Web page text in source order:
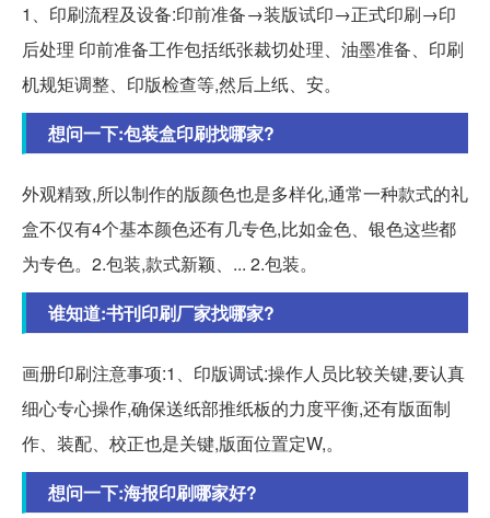
1、印刷流程及设备:印前准备→装版试印→正式印刷→印
后处理 印前准备工作包括纸张裁切处理、油墨准备、印刷
机规矩调整、印版检查等,然后上纸、安。
想问一下:包装盒印刷找哪家?
外观精致,所以制作的版颜色也是多样化,通常一种款式的礼
盒不仅有4个基本颜色还有几专色,比如金色、银色这些都
为专色。2.包装,款式新颖、... 2.包装。
谁知道:书刊印刷厂家找哪家?
画册印刷注意事项:1、印版调试:操作人员比较关键,要认真
细心专心操作,确保送纸部推纸板的力度平衡,还有版面制
作、装配、校正也是关键,版面位置定W,。
想问一下:海报印刷哪家好?